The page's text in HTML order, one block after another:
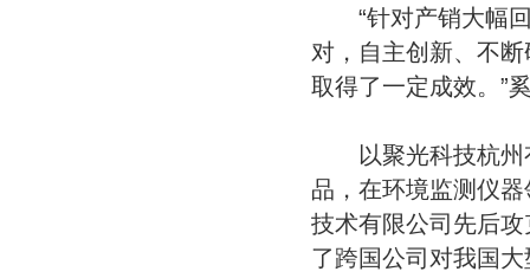
“针对产销大幅回
对，自主创新、不
取得了一定成效。”
以聚光科技杭州
品，在环境监测仪
技术有限公司先后
了跨国公司对我国